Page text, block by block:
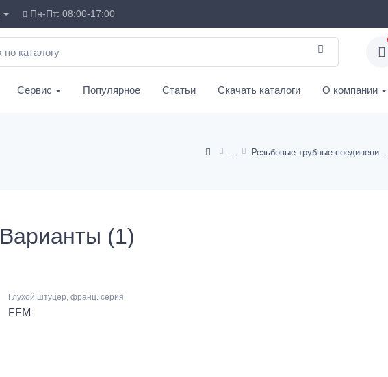
Пн-Пт: 08:00-17:00
Сервис Популярное Статьи Скачать каталоги О компании
Резьбовые трубные соединения ISO 8434-1
Варианты (1)
Глухой штуцер, франц. серия
FFM